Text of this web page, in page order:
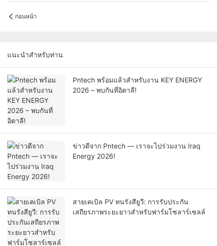
ก่อนหน้า
แนะนำสำหรับท่าน
Pntech พร้อมแล้วสำหรับงาน KEY ENERGY
2026 – พบกันที่อิตาลี!
ข่าวดีจาก Pntech — เราจะไปร่วมงาน Iraq
Energy 2026!
สายเคเบิล PV ทนรังสียูวี: การรับประกัน
เสถียรภาพระยะยาวสำหรับฟาร์มโซลาร์เซลล์